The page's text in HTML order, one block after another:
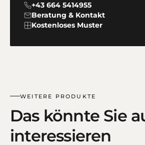
+43 664 5414955
Beratung & Kontakt
Kostenloses Muster
WEITERE PRODUKTE
Das könnte Sie
interessieren